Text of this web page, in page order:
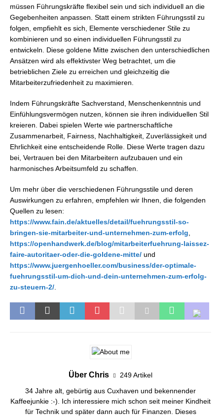
müssen Führungskräfte flexibel sein und sich individuell an die
Gegebenheiten anpassen. Statt einem strikten Führungsstil zu
folgen, empfiehlt es sich, Elemente verschiedener Stile zu
kombinieren und so einen individuellen Führungsstil zu
entwickeln. Diese goldene Mitte zwischen den unterschiedlichen
Ansätzen wird als effektivster Weg betrachtet, um die
betrieblichen Ziele zu erreichen und gleichzeitig die
Mitarbeiterzufriedenheit zu maximieren.
Indem Führungskräfte Sachverstand, Menschenkenntnis und
Einfühlungsvermögen nutzen, können sie ihren individuellen Stil
kreieren. Dabei spielen Werte wie partnerschaftliche
Zusammenarbeit, Fairness, Nachhaltigkeit, Zuverlässigkeit und
Ehrlichkeit eine entscheidende Rolle. Diese Werte tragen dazu
bei, Vertrauen bei den Mitarbeitern aufzubauen und ein
harmonisches Arbeitsumfeld zu schaffen.
Um mehr über die verschiedenen Führungsstile und deren
Auswirkungen zu erfahren, empfehlen wir Ihnen, die folgenden
Quellen zu lesen:
https://www.fain.de/aktuelles/detail/fuehrungsstil-so-
bringen-sie-mitarbeiter-und-unternehmen-zum-erfolg
https://openhandwerk.de/blog/mitarbeiterfuehrung-laissez-
faire-autoritaer-oder-die-goldene-mitte/ und
https://www.juergenhoeller.com/business/der-optimale-
fuehrungsstil-um-dich-und-dein-unternehmen-zum-erfolg-
zu-steuern-2/
Über Chris 249 Artikel
34 Jahre alt, gebürtig aus Cuxhaven und bekennender
Kaffeejunkie :-). Ich interessiere mich schon seit meiner Kindheit
für Technik und später dann auch für Finanzen. Dieses